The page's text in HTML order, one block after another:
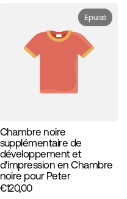
panier
Chambre noire
supplémentaire de
développement et
d'impression en Chambre
noire pour Peter
€120,00
Epuisé